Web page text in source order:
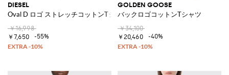
DIESEL
Oval D ロゴ ストレッチコットンTシャツ
￥16,998
￥7,650
-55%
GOLDEN GOOSE
バックロゴコットンTシャツ
￥34,100
￥20,460
-40%